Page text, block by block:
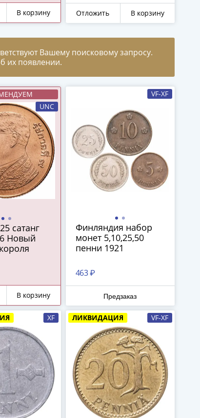
В корзину Отложить В корзину
Вашему поисковому запросу.
их появлении.
UNC
сатанг
Новый
В корзину
VF-XF
Финляндия набор
монет 5,10,25,50
пенни 1921
463 ₽
Предзаказ
XF ЛИКВИДАЦИЯ VF-XF